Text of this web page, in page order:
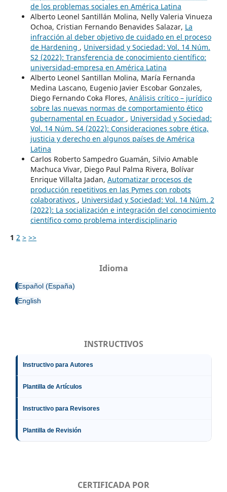
de los problemas sociales en América Latina
Alberto Leonel Santillán Molina, Nelly Valeria Vinueza
Ochoa, Cristian Fernando Benavides Salazar, La
infracción al deber objetivo de cuidado en el proceso
de Hardening , Universidad y Sociedad: Vol. 14 Núm.
S2 (2022): Transferencia de conocimiento científico:
universidad-empresa en América Latina
Alberto Leonel Santillan Molina, María Fernanda
Medina Lascano, Eugenio Javier Escobar Gonzales,
Diego Fernando Coka Flores, Análisis crítico – jurídico
sobre las nuevas normas de comportamiento ético
gubernamental en Ecuador , Universidad y Sociedad:
Vol. 14 Núm. S4 (2022): Consideraciones sobre ética,
justicia y derecho en algunos países de América
Latina
Carlos Roberto Sampedro Guamán, Silvio Amable
Machuca Vivar, Diego Paul Palma Rivera, Bolívar
Enrique Villalta Jadan, Automatizar procesos de
producción repetitivos en las Pymes con robots
colaborativos , Universidad y Sociedad: Vol. 14 Núm. 2
(2022): La socialización e integración del conocimiento
científico como problema interdisciplinario
1 2 > >>
Idioma
Español (España)
English
INSTRUCTIVOS
Instructivo para Autores
Plantilla de Artículos
Instructivo para Revisores
Plantilla de Revisión
CERTIFICADA POR